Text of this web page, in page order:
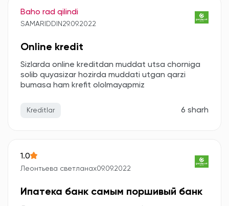
Baho rad qilindi
SAMARIDDIN 29.09.2022
Online kredit
Sizlarda online kreditdan muddat utsa chorniga
solib quyasizar hozirda muddati utgan qarzi
bumasa ham krefit ololmayapmiz
Kreditlar 6 sharh
1.0
Леонтьева светланах09.09.2022
Ипатека банк самым поршивый банк